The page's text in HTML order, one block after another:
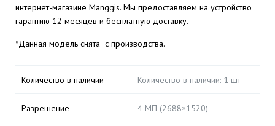
интернет-магазине Manggis. Мы предоставляем на устройство
гарантию 12 месяцев и бесплатную доставку.
*Данная модель снята с производства.
Количество в наличии Количество в наличии: 1 шт
Разрешение 4 МП (2688×1520)